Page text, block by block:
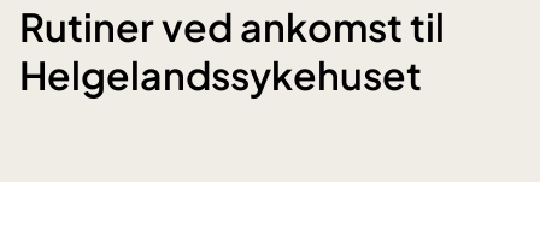
Rutiner ved ankomst til
Helgelandssykehuset